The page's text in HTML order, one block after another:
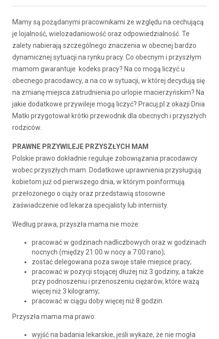
Mamy są pożądanymi pracownikami ze względu na cechującą
je lojalność, wielozadaniowość oraz odpowiedzialność. Te
zalety nabierają szczególnego znaczenia w obecnej bardzo
dynamicznej sytuacji na rynku pracy. Co obecnym i przyszłym
mamom gwarantuje kodeks pracy? Na co mogą liczyć u
obecnego pracodawcy, a na co w sytuacji, w której decydują się
na zmianę miejsca zatrudnienia po urlopie macierzyńskim? Na
jakie dodatkowe przywileje mogą liczyć? Pracuj.pl z okazji Dnia
Matki przygotował krótki przewodnik dla obecnych i przyszłych
rodziców.
PRAWNE PRZYWILEJE PRZYSZŁYCH MAM
Polskie prawo dokładnie reguluje zobowiązania pracodawcy
wobec przyszłych mam. Dodatkowe uprawnienia przysługują
kobietom już od pierwszego dnia, w którym poinformują
przełożonego o ciąży oraz przedstawią stosowne
zaświadczenie od lekarza specjalisty lub internisty.
Według prawa, przyszła mama nie może:
pracować w godzinach nadliczbowych oraz w godzinach
nocnych (między 21:00 w nocy a 7:00 rano);
zostać delegowana poza swoje stałe miejsce pracy;
pracować w pozycji stojącej dłużej niż 3 godziny, a także
przy podnoszeniu i przenoszeniu ciężarów, które ważą
więcej niż 3 kilogramy;
pracować w ciągu doby więcej niż 8 godzin.
Przyszła mama ma prawo:
wyjść na badania lekarskie, jeśli wykaże, że nie mogła